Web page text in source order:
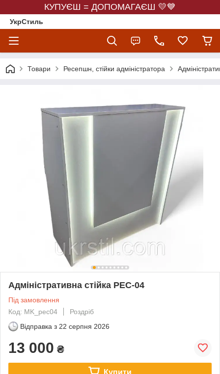
КУПУЄШ = ДОПОМАГАЄШ 💛💙
УкрСтиль
Товари Ресепшн, стійки адміністратора
Адміністративна стійка PEC-04
Під замовлення
Код: MK_pec04
Роздріб
Відправка з 22 серпня 2026
13 000 ₴
Купити